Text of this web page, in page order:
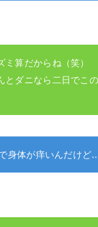
ミ算だからね（笑）
とダニなら二日でこ
身体が痒いんだけど…